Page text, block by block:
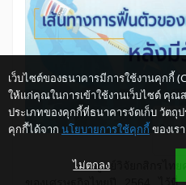
ศูนย์วิจัยกสิกรไทยคงปร
ของเศรษฐกิจไทยปี 2564 ไ
เว็บไซต์ของธนาคารมีการใช้งานคุกกี้
ให้แก่คุณในการเข้าใช้งานเว็บไซต์ คุณ
ประเภทของคุกกี้ที่ธนาคารจัดเก็บ วัตถุ
คุกกี้ได้จาก นโยบายการใช้คุกกี้ ของเรา
ไม่ตกลง
ให้